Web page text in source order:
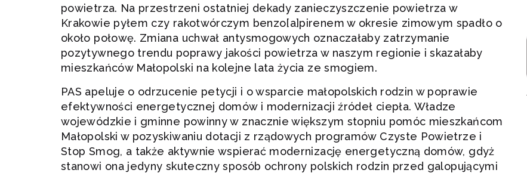
powietrza. Na przestrzeni ostatniej dekady zanieczyszczenie powietrza w
Krakowie pyłem czy rakotwórczym benzo[a]pirenem w okresie zimowym spadło o
około połowę. Zmiana uchwał antysmogowych oznaczałaby zatrzymanie
pozytywnego trendu poprawy jakości powietrza w naszym regionie i skazałaby
mieszkańców Małopolski na kolejne lata życia ze smogiem.
PAS apeluje o odrzucenie petycji i o wsparcie małopolskich rodzin w poprawie
efektywności energetycznej domów i modernizacji źródeł ciepła. Władze
wojewódzkie i gminne powinny w znacznie większym stopniu pomóc mieszkańcom
Małopolski w pozyskiwaniu dotacji z rządowych programów Czyste Powietrze i
Stop Smog, a także aktywnie wspierać modernizację energetyczną domów, gdyż
stanowi ona jedyny skuteczny sposób ochrony polskich rodzin przed galopującymi